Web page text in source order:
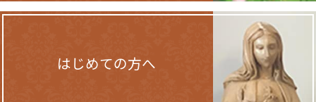
はじめての方へ